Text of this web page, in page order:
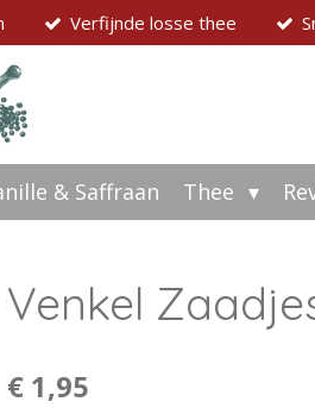
Verfijnde losse thee
& Saffraan Thee
Venkel
€ 1,95